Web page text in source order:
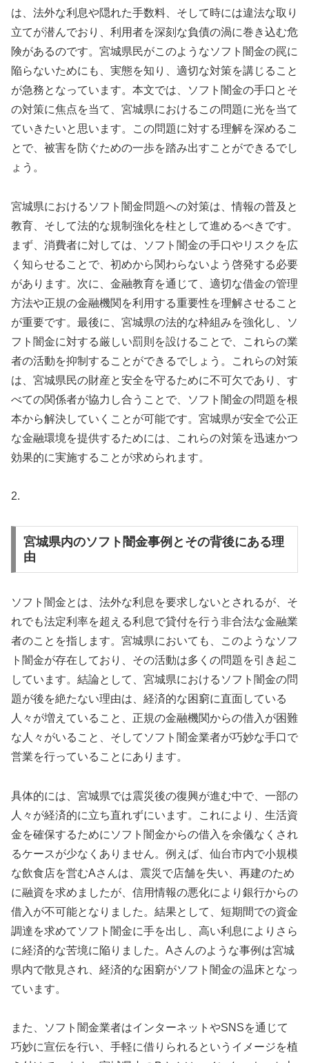
は、法外な利息や隠れた手数料、そして時には違法な取り
立てが潜んでおり、利用者を深刻な負債の渦に巻き込む危
険があるのです。宮城県民がこのようなソフト闇金の罠に
陥らないためにも、実態を知り、適切な対策を講じること
が急務となっています。本文では、ソフト闇金の手口とそ
の対策に焦点を当て、宮城県におけるこの問題に光を当て
ていきたいと思います。この問題に対する理解を深めるこ
とで、被害を防ぐための一歩を踏み出すことができるでし
ょう。
宮城県におけるソフト闇金問題への対策は、情報の普及と
教育、そして法的な規制強化を柱として進めるべきです。
まず、消費者に対しては、ソフト闇金の手口やリスクを広
く知らせることで、初めから関わらないよう啓発する必要
があります。次に、金融教育を通じて、適切な借金の管理
方法や正規の金融機関を利用する重要性を理解させること
が重要です。最後に、宮城県の法的な枠組みを強化し、ソ
フト闇金に対する厳しい罰則を設けることで、これらの業
者の活動を抑制することができるでしょう。これらの対策
は、宮城県民の財産と安全を守るために不可欠であり、す
べての関係者が協力し合うことで、ソフト闇金の問題を根
本から解決していくことが可能です。宮城県が安全で公正
な金融環境を提供するためには、これらの対策を迅速かつ
効果的に実施することが求められます。
2.
宮城県内のソフト闇金事例とその背後にある理
由
ソフト闇金とは、法外な利息を要求しないとされるが、そ
れでも法定利率を超える利息で貸付を行う非合法な金融業
者のことを指します。宮城県においても、このようなソフ
ト闇金が存在しており、その活動は多くの問題を引き起こ
しています。結論として、宮城県におけるソフト闇金の問
題が後を絶たない理由は、経済的な困窮に直面している
人々が増えていること、正規の金融機関からの借入が困難
な人々がいること、そしてソフト闇金業者が巧妙な手口で
営業を行っていることにあります。
具体的には、宮城県では震災後の復興が進む中で、一部の
人々が経済的に立ち直れずにいます。これにより、生活資
金を確保するためにソフト闇金からの借入を余儀なくされ
るケースが少なくありません。例えば、仙台市内で小規模
な飲食店を営むAさんは、震災で店舗を失い、再建のため
に融資を求めましたが、信用情報の悪化により銀行からの
借入が不可能となりました。結果として、短期間での資金
調達を求めてソフト闇金に手を出し、高い利息によりさら
に経済的な苦境に陥りました。Aさんのような事例は宮城
県内で散見され、経済的な困窮がソフト闇金の温床となっ
ています。
また、ソフト闇金業者はインターネットやSNSを通じて
巧妙に宣伝を行い、手軽に借りられるというイメージを植